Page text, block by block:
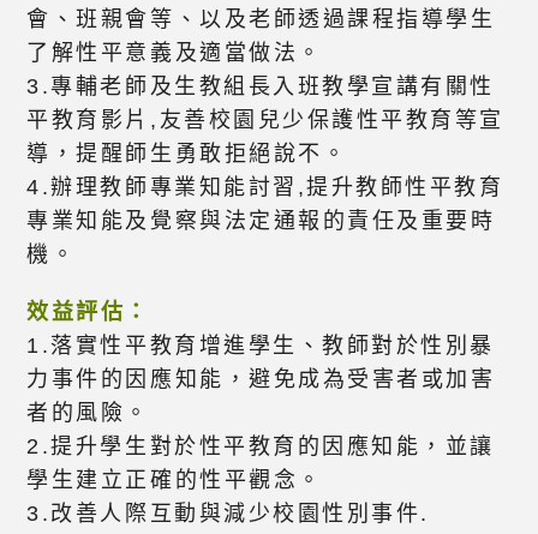
會、班親會等、以及老師透過課程指導學生
了解性平意義及適當做法。
3.專輔老師及生教組長入班教學宣講有關性
平教育影片,友善校園兒少保護性平教育等宣
導，提醒師生勇敢拒絕說不。
4.辦理教師專業知能討習,提升教師性平教育
專業知能及覺察與法定通報的責任及重要時
機。
效益評估：
1.落實性平教育增進學生、教師對於性別暴
力事件的因應知能，避免成為受害者或加害
者的風險。
2.提升學生對於性平教育的因應知能，並讓
學生建立正確的性平觀念。
3.改善人際互動與減少校園性別事件.